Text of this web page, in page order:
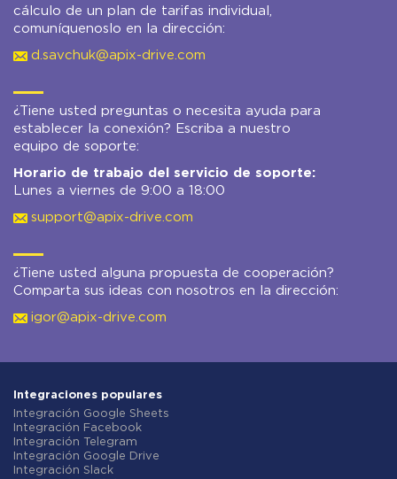
cálculo de un plan de tarifas individual,
comuníquenoslo en la dirección:
d.savchuk@apix-drive.com
¿Tiene usted preguntas o necesita ayuda para
establecer la conexión? Escriba a nuestro
equipo de soporte:
Horario de trabajo del servicio de soporte:
Lunes a viernes de 9:00 a 18:00
support@apix-drive.com
¿Tiene usted alguna propuesta de cooperación?
Comparta sus ideas con nosotros en la dirección:
igor@apix-drive.com
Integraciones populares
Integración Google Sheets
Integración Facebook
Integración Telegram
Integración Google Drive
Integración Slack